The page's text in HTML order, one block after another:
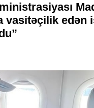
vasitəçilik edən